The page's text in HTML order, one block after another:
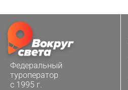
Федеральный
туроператор
с 1995 г.